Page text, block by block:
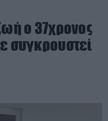
ο 37χρονος
συγκρουστεί